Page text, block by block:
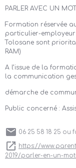
PARLER AVEC UN
Formation réservée
particulier-employeur
Tolosane sont
RAM)
A l’issue de la
la communication
démarche de
Public concerné :
06 25 58 18 25
https://
2019/parler-en-un-